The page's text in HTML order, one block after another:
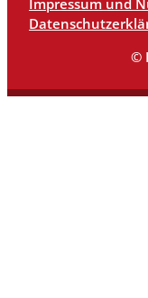
Impressum und
©